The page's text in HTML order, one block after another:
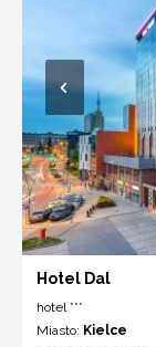
Hotel Dal
hotel ***
Miasto: Kielce